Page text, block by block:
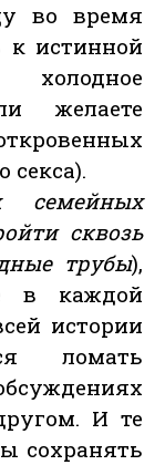
во время
истинной
желаете
семейных
сквозь
трубы),
в каждой
истории
ломать
И те
сохранять